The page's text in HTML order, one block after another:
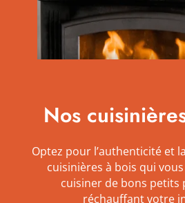
Nos
Optez pour l’authenticité et
cuisinières à bois qui vous
cuisiner de bons petits
réchauffant votre